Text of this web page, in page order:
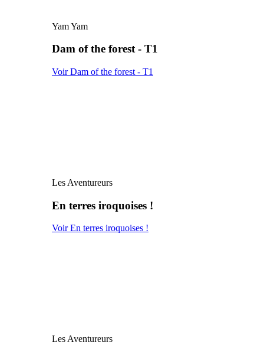
Yam Yam
Dam of the forest - T1
Voir Dam of the forest - T1
Les Aventureurs
En terres iroquoises !
Voir En terres iroquoises !
Les Aventureurs